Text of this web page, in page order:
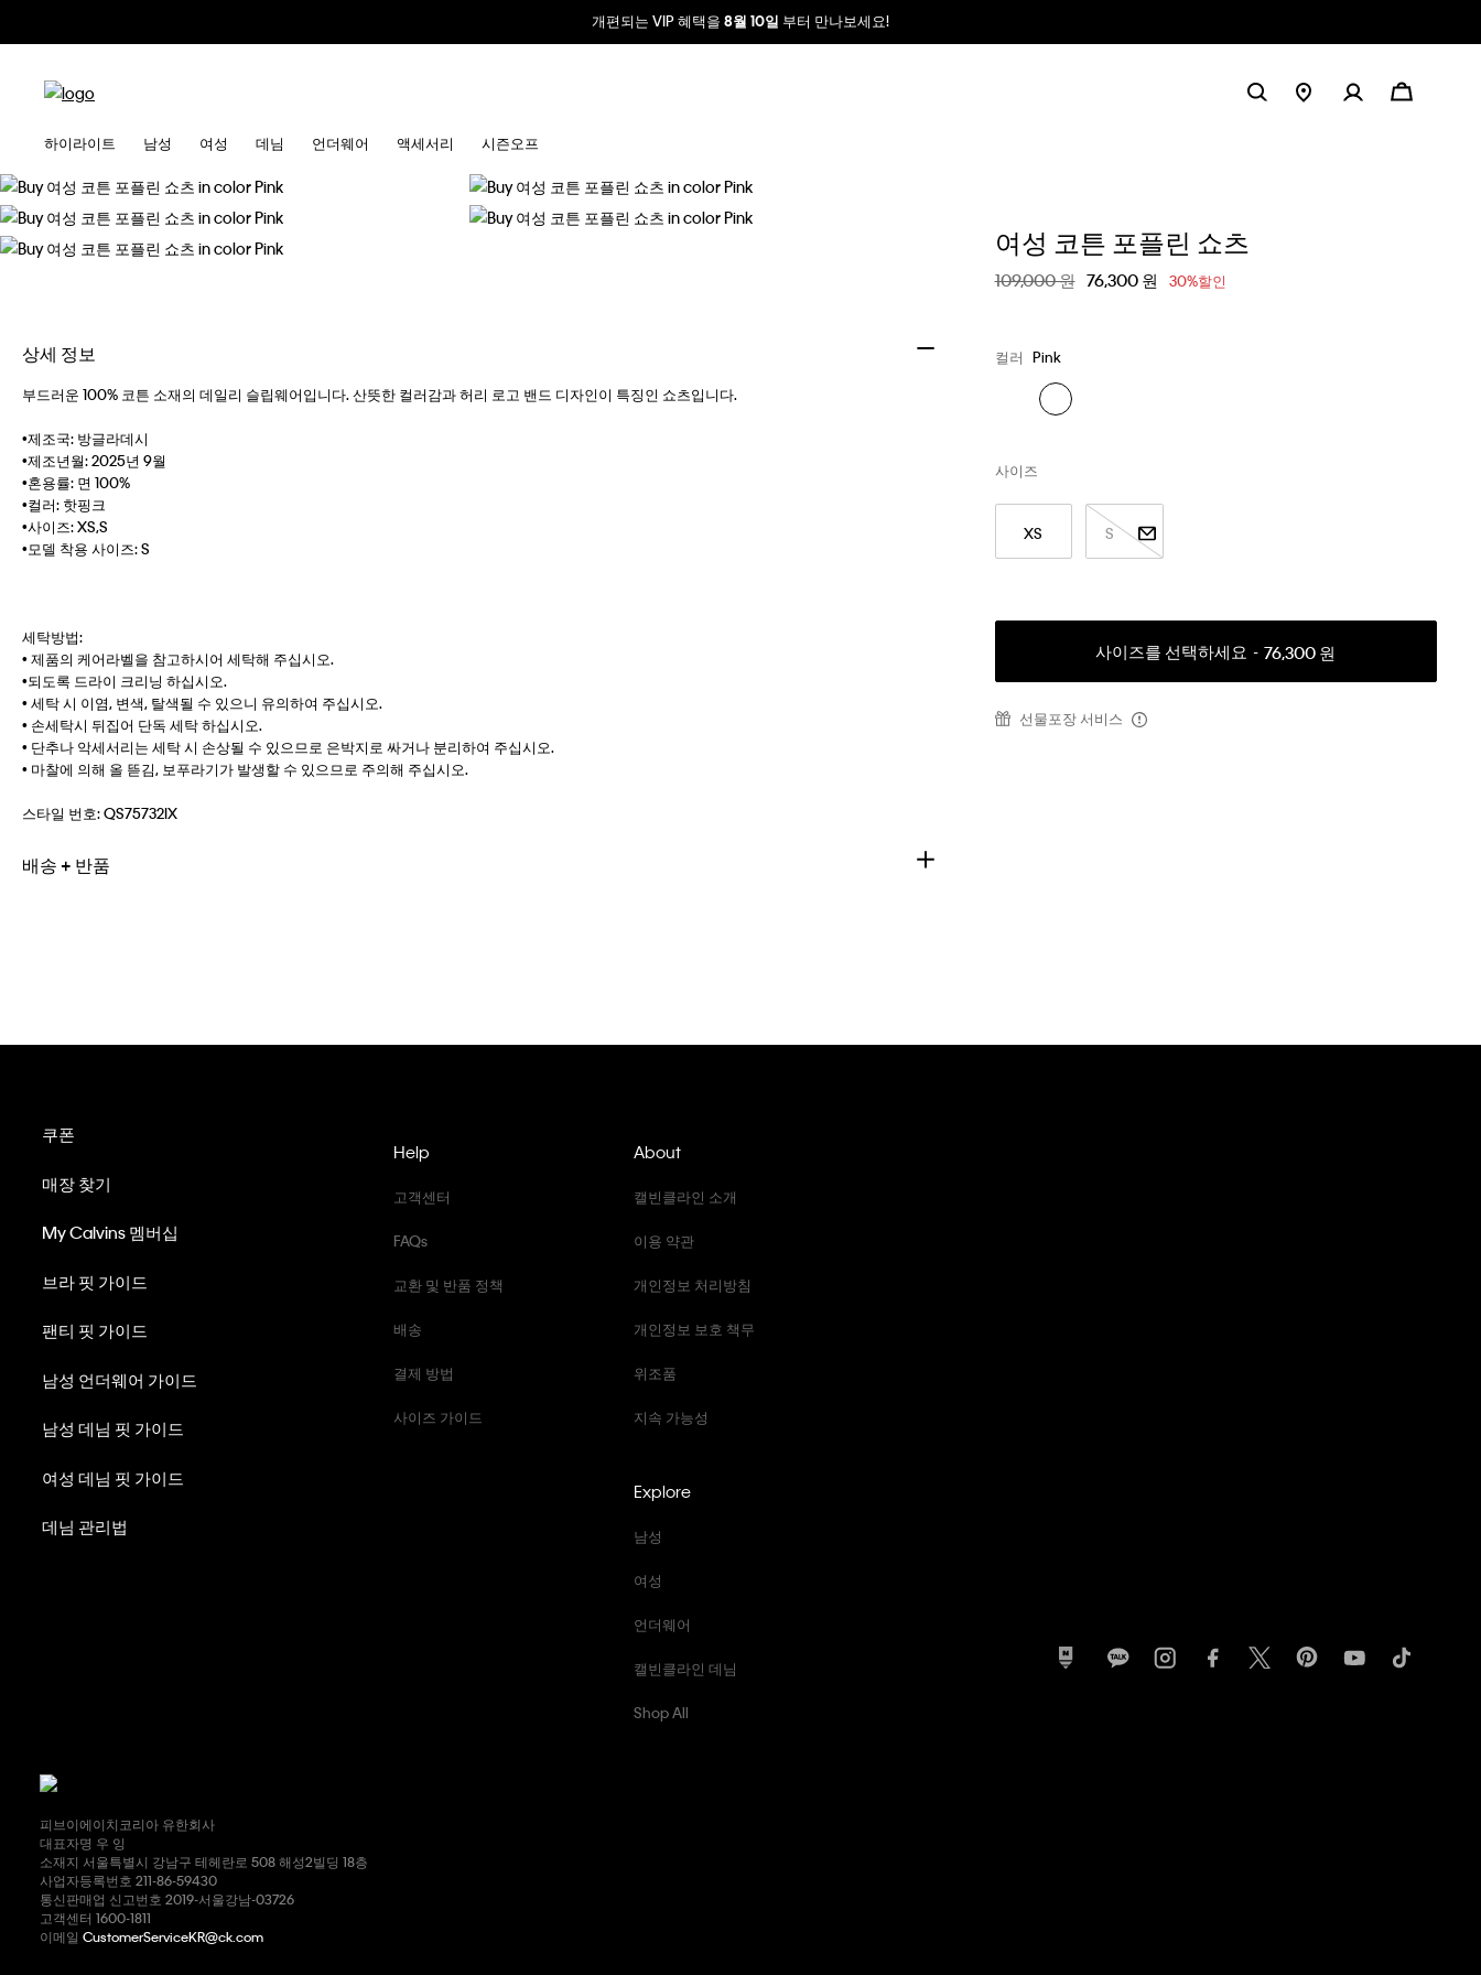
개편되는 VIP 혜택을 8월 10일 부터 만나보세요!
하이라이트 남성 여성 데님 언더웨어 액세서리 시즌오프
상세 정보
부드러운 100% 코튼 소재의 데일리 슬립웨어입니다. 산뜻한 컬러감과 허리 로고 밴드 디자인이 특징인 쇼츠입니다.
•제조국: 방글라데시
•제조년월: 2025년 9월
•혼용률: 면 100%
•컬러: 핫핑크
•사이즈: XS,S
•모델 착용 사이즈: S
세탁방법:
• 제품의 케어라벨을 참고하시어 세탁해 주십시오.
•되도록 드라이 크리닝 하십시오.
• 세탁 시 이염, 변색, 탈색될 수 있으니 유의하여 주십시오.
• 손세탁시 뒤집어 단독 세탁 하십시오.
• 단추나 악세서리는 세탁 시 손상될 수 있으므로 은박지로 싸거나 분리하여 주십시오.
• 마찰에 의해 올 뜯김, 보푸라기가 발생할 수 있으므로 주의해 주십시오.
스타일 번호:QS75732IX
배송 + 반품
여성 코튼 포플린 쇼츠
할인 전 가격
109,000 원할인된 가격
76,300 원 30%할인
컬러 Pink
XS S
사이즈
사이즈를 선택하세요 76,300 원
선물포장 서비스
Help
고객센터
FAQs
교환 및 반품 정책
배송
결제 방법
사이즈 가이드
쿠폰
매장 찾기
My Calvins 멤버십
브라 핏 가이드
팬티 핏 가이드
남성 언더웨어 가이드
남성 데님 핏 가이드
여성 데님 핏 가이드
데님 관리법
Explore
남성
여성
언더웨어
캘빈클라인 데님
Shop All
About
캘빈클라인 소개
이용 약관
개인정보 처리방침
개인정보 보호 책무
위조품
지속 가능성
피브이에이치코리아 유한회사
대표자명 우 잉
소재지 서울특별시 강남구 테헤란로 508 해성2빌딩 18층
사업자등록번호 211-86-59430
통신판매업 신고번호 2019-서울강남-03726
고객센터 1600-1811
이메일 CustomerServiceKR@ck.com